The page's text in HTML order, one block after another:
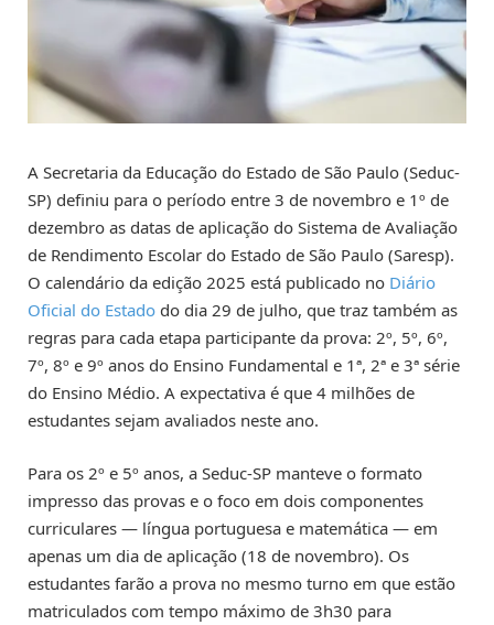
A Secretaria da Educação do Estado de São Paulo (Seduc-
SP) definiu para o período entre 3 de novembro e 1º de
dezembro as datas de aplicação do Sistema de Avaliação
de Rendimento Escolar do Estado de São Paulo (Saresp).
O calendário da edição 2025 está publicado no Diário
Oficial do Estado do dia 29 de julho, que traz também as
regras para cada etapa participante da prova: 2º, 5º, 6º,
7º, 8º e 9º anos do Ensino Fundamental e 1ª, 2ª e 3ª série
do Ensino Médio. A expectativa é que 4 milhões de
estudantes sejam avaliados neste ano.
Para os 2º e 5º anos, a Seduc-SP manteve o formato
impresso das provas e o foco em dois componentes
curriculares — língua portuguesa e matemática — em
apenas um dia de aplicação (18 de novembro). Os
estudantes farão a prova no mesmo turno em que estão
matriculados com tempo máximo de 3h30 para